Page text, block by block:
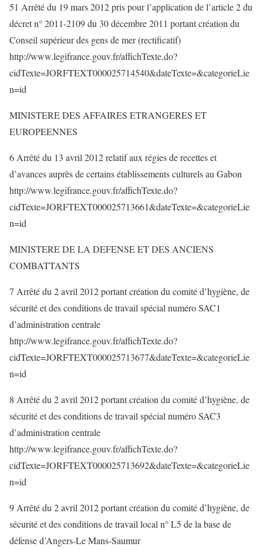
51 Arrêté du 19 mars 2012 pris pour l’application de l’article 2 du
décret n° 2011-2109 du 30 décembre 2011 portant création du
Conseil supérieur des gens de mer (rectificatif)
http://www.legifrance.gouv.fr/affichTexte.do?
cidTexte=JORFTEXT000025714540&dateTexte=&categorieLie
n=id
MINISTERE DES AFFAIRES ETRANGERES ET
EUROPEENNES
6 Arrêté du 13 avril 2012 relatif aux régies de recettes et
d’avances auprès de certains établissements culturels au Gabon
http://www.legifrance.gouv.fr/affichTexte.do?
cidTexte=JORFTEXT000025713661&dateTexte=&categorieLie
n=id
MINISTERE DE LA DEFENSE ET DES ANCIENS
COMBATTANTS
7 Arrêté du 2 avril 2012 portant création du comité d’hygiène, de
sécurité et des conditions de travail spécial numéro SAC1
d’administration centrale
http://www.legifrance.gouv.fr/affichTexte.do?
cidTexte=JORFTEXT000025713677&dateTexte=&categorieLie
n=id
8 Arrêté du 2 avril 2012 portant création du comité d’hygiène, de
sécurité et des conditions de travail spécial numéro SAC3
d’administration centrale
http://www.legifrance.gouv.fr/affichTexte.do?
cidTexte=JORFTEXT000025713692&dateTexte=&categorieLie
n=id
9 Arrêté du 2 avril 2012 portant création du comité d’hygiène, de
sécurité et des conditions de travail local n° L5 de la base de
défense d’Angers-Le Mans-Saumur